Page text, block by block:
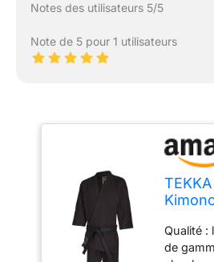
Notes des utilisateurs 5/5
Note de 5 pour 1 utilisateurs
–
Gi –
Qualité :
de